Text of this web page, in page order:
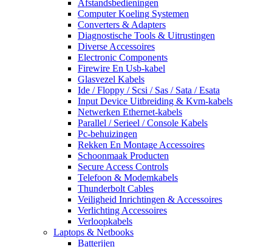
Afstandsbedieningen
Computer Koeling Systemen
Converters & Adapters
Diagnostische Tools & Uitrustingen
Diverse Accessoires
Electronic Components
Firewire En Usb-kabel
Glasvezel Kabels
Ide / Floppy / Scsi / Sas / Sata / Esata
Input Device Uitbreiding & Kvm-kabels
Netwerken Ethernet-kabels
Parallel / Serieel / Console Kabels
Pc-behuizingen
Rekken En Montage Accessoires
Schoonmaak Producten
Secure Access Controls
Telefoon & Modemkabels
Thunderbolt Cables
Veiligheid Inrichtingen & Accessoires
Verlichting Accessoires
Verloopkabels
Laptops & Netbooks
Batterijen